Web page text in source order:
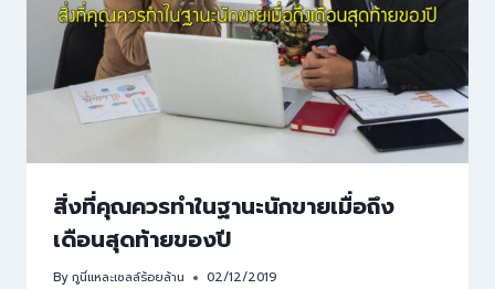
สิ่งที่คุณควรทำในฐานะนักขายเมื่อถึง
เดือนสุดท้ายของปี
Byกูนี่แหละเซลล์ร้อยล้าน 02/12/2019